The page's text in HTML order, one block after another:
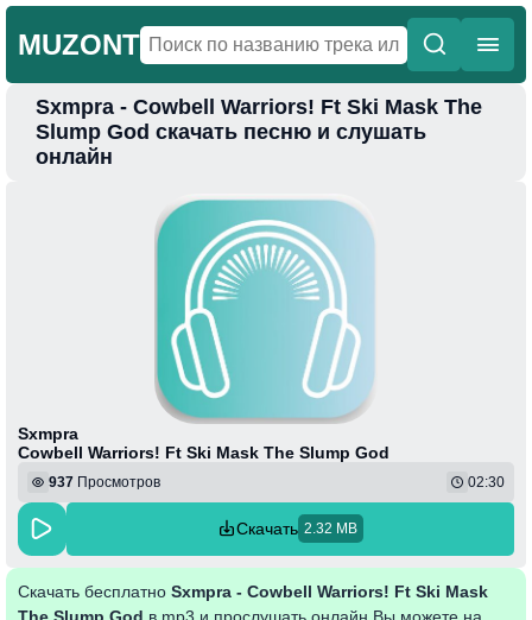
MUZONT
Главная
Новинки
Sxmpra - Cowbell Warriors! Ft Ski Mask The
Slump God скачать песню и слушать
онлайн
Sxmpra
Cowbell Warriors! Ft Ski Mask The Slump God
937 Просмотров 02:30
Скачать 2.32 MB
Скачать бесплатно Sxmpra - Cowbell Warriors! Ft Ski Mask